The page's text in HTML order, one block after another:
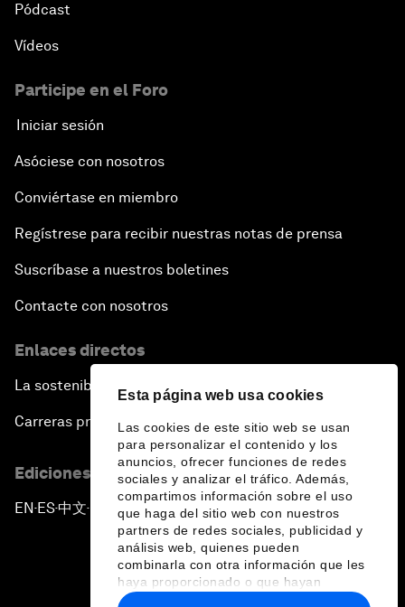
Esta página web usa cookies
Las cookies de este sitio web se usan
para personalizar el contenido y los
anuncios, ofrecer funciones de redes
sociales y analizar el tráfico. Además,
compartimos información sobre el uso
que haga del sitio web con nuestros
partners de redes sociales, publicidad y
análisis web, quienes pueden
combinarla con otra información que les
haya proporcionado o que hayan
recopilado a partir del uso que haya
Pódcast
Vídeos
Participe en el Foro
Iniciar sesión
Asóciese con nosotros
Conviértase en miembro
Regístrese para recibir nuestras notas de prensa
Suscríbase a nuestros boletines
Contacte con nosotros
Enlaces directos
La sostenibilidad en el Foro
Carreras profesionales
Ediciones en otros idiomas
EN ▪ES▪中文▪ 日本語